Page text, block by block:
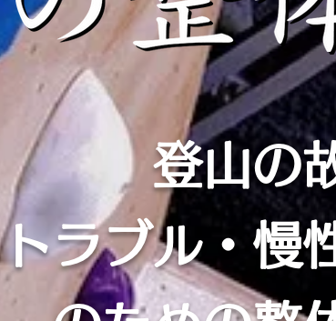
登山の
トラブル・慢